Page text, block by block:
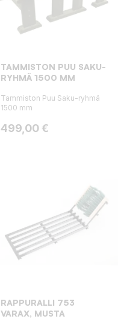
TAMMISTON PUU SAKU-
RYHMÄ 1500 MM
Tammiston Puu Saku-ryhmä
1500 mm
Hinta
499,00 €
RAPPURALLI 753
VARAX, MUSTA